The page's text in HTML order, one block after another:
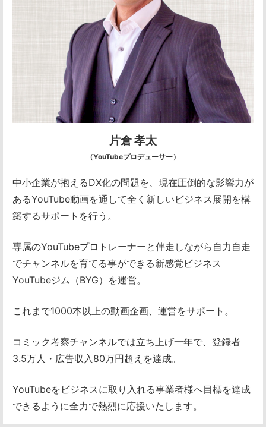
片倉 孝太
（YouTubeプロデューサー）
中小企業が抱えるDX化の問題を、 現在圧倒的な影響力が
あるYouTube動画を通して全く新しいビジネス展開を構
築するサポートを行う。
専属のYouTubeプロトレーナーと伴走しながら 自力自走
でチャンネルを育てる事ができる新感覚ビジネス
YouTubeジム（BYG）を運営。
これまで1000本以上の動画企画、運営をサポート。
コミック考察チャンネルでは立ち上げ一年で、 登録者
3.5万人・広告収入80万円超えを達成。
YouTubeをビジネスに取り入れる事業者様へ目標を達成
できるように全力で熱烈に応援いたします。